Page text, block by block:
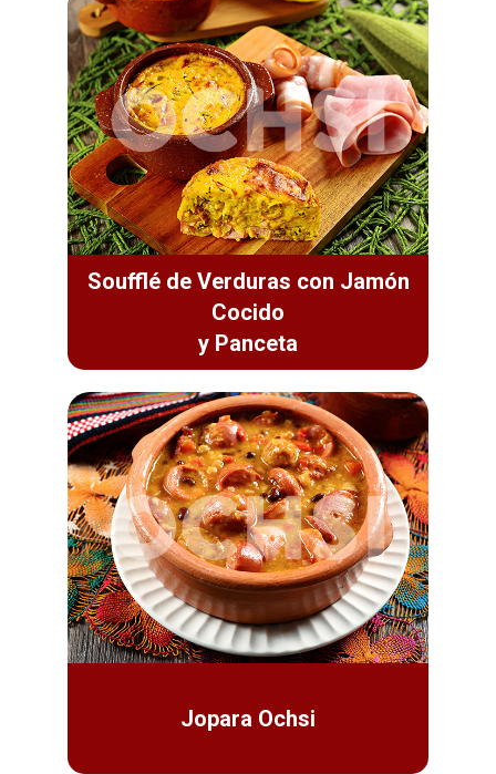
Soufflé de Verduras con Jamón
Cocido
y Panceta
Jopara Ochsi